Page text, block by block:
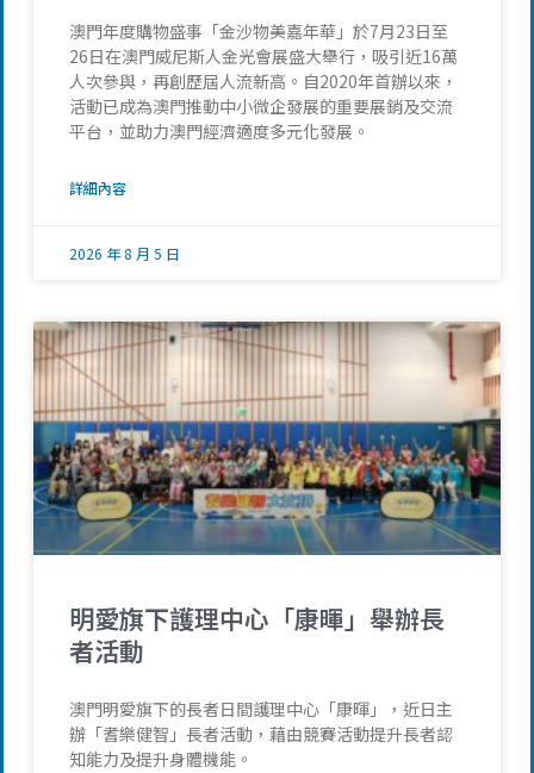
澳門年度購物盛事「金沙物美嘉年華」於7月23日至
26日在澳門威尼斯人金光會展盛大舉行，吸引近16萬
人次參與，再創歷屆人流新高。自2020年首辦以來，
活動已成為澳門推動中小微企發展的重要展銷及交流
平台，並助力澳門經濟適度多元化發展。
詳細內容
2026 年 8 月 5 日
明愛旗下護理中心「康暉」舉辦長
者活動
澳門明愛旗下的長者日間護理中心「康暉」，近日主
辦「耆樂健智」長者活動，藉由競賽活動提升長者認
知能力及提升身體機能。